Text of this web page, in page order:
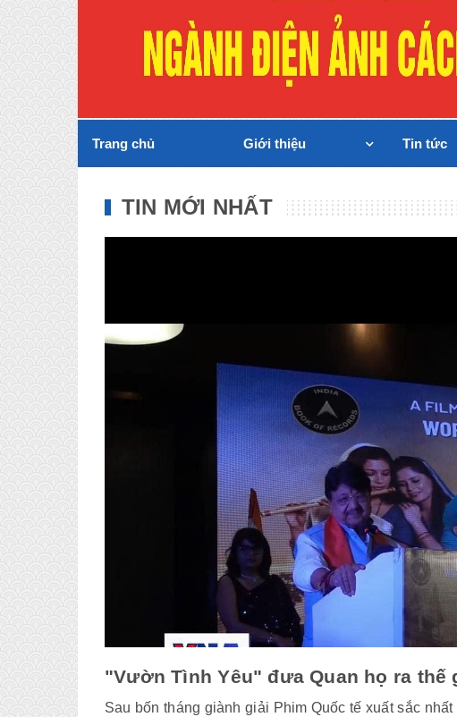
Trang chủ Giới thiệu Tin tức
TIN MỚI NHẤT
"Vườn Tình Yêu" đưa Quan họ ra thế
Sau bốn tháng giành giải Phim Quốc tế xuất sắc